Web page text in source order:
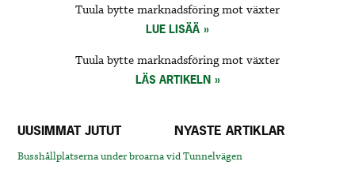
Tuula bytte marknadsföring mot växter
LUE LISÄÄ
Tuula bytte marknadsföring mot växter
LÄS ARTIKELN
UUSIMMAT JUTUT NYASTE ARTIKLAR
Busshållplatserna under broarna vid Tunnelvägen